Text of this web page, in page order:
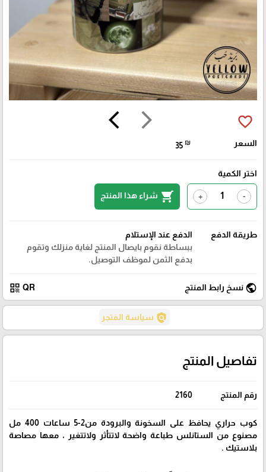
arrow_forward_ios
arrow_back_ios favorite_border
السعر 35 ₪
اختر الكمية
-
+
shopping_cart شراء هذا المنتج
طريقة الدفع
الدفع عند الإستلام
ببساطة نقوم بايصال المنتج لغاية منزلك وتقوم
بدفع الثمن لموظف التوصيل.
public نسخ رابط المنتج QR
qr_code
policy سياسة المَتجر
تفاصيل المنتج
رقم المنتج 2160
كوب حراري يحافظ على السخونة والبرودة من2-5 ساعات 400 مل
مصنوع من الستانلس طباعة واضحة لاتتأثر ولاتتغير ، معها مصاصة
بلاستيك .